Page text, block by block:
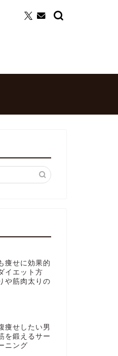
痩せに効果的
イエット方
や筋肉太りの
痩せしたい男
を鍛えるサー
ニング